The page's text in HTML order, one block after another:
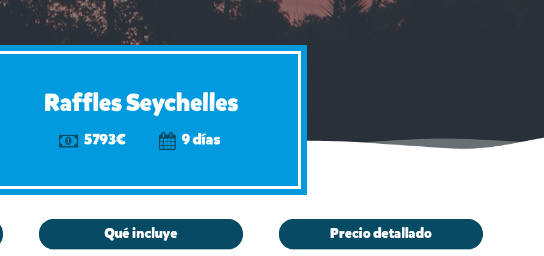
Raffles Seychelles
5793€ 9 días
Qué incluye Precio detallado